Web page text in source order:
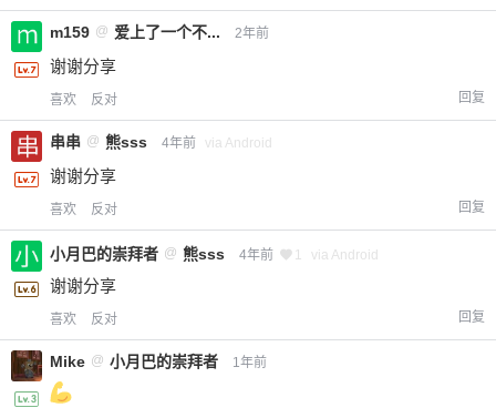
m159 @ 爱上了一个不... 2年前
谢谢分享
喜欢 反对 回复
串串 @ 熊sss 4年前 via Android
谢谢分享
喜欢 反对 回复
小月巴的崇拜者 @ 熊sss 4年前 1 via Android
谢谢分享
喜欢 反对 回复
Mike @ 小月巴的崇拜者 1年前